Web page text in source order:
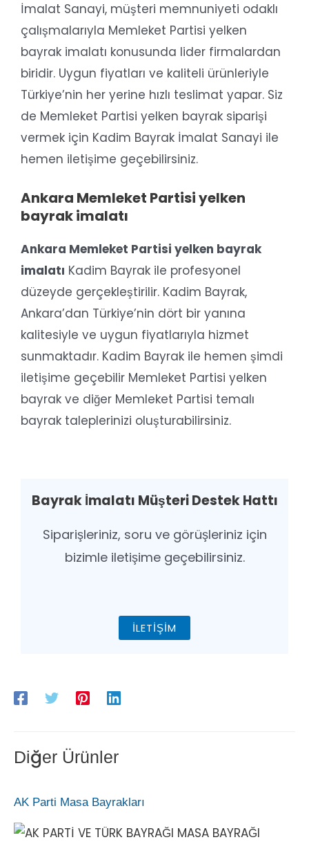
İmalat Sanayi, müşteri memnuniyeti odaklı
çalışmalarıyla Memleket Partisi yelken
bayrak imalatı konusunda lider firmalardan
biridir. Uygun fiyatları ve kaliteli ürünleriyle
Türkiye’nin her yerine hızlı teslimat yapar. Siz
de Memleket Partisi yelken bayrak siparişi
vermek için Kadim Bayrak İmalat Sanayi ile
hemen iletişime geçebilirsiniz.
Ankara Memleket Partisi yelken
bayrak imalatı
Ankara Memleket Partisi yelken bayrak
imalatı Kadim Bayrak ile profesyonel
düzeyde gerçekleştirilir. Kadim Bayrak,
Ankara’dan Türkiye’nin dört bir yanına
kalitesiyle ve uygun fiyatlarıyla hizmet
sunmaktadır. Kadim Bayrak ile hemen şimdi
iletişime geçebilir Memleket Partisi yelken
bayrak ve diğer Memleket Partisi temalı
bayrak taleplerinizi oluşturabilirsiniz.
Bayrak İmalatı Müşteri Destek Hattı
Siparişleriniz, soru ve görüşleriniz için
bizimle iletişime geçebilirsiniz.
İLETIŞIM
Diğer Ürünler
AK Parti Masa Bayrakları